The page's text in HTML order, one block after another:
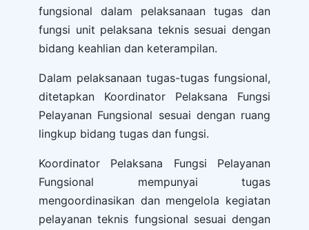
fungsional dalam pelaksanaan tugas dan
fungsi unit pelaksana teknis sesuai dengan
bidang keahlian dan keterampilan.
Dalam pelaksanaan tugas-tugas fungsional,
ditetapkan Koordinator Pelaksana Fungsi
Pelayanan Fungsional sesuai dengan ruang
lingkup bidang tugas dan fungsi.
Koordinator Pelaksana Fungsi Pelayanan
Fungsional mempunyai tugas
mengoordinasikan dan mengelola kegiatan
pelayanan teknis fungsional sesuai dengan